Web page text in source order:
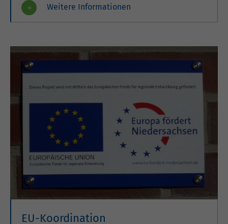
Weitere Informationen
EU-Koordination